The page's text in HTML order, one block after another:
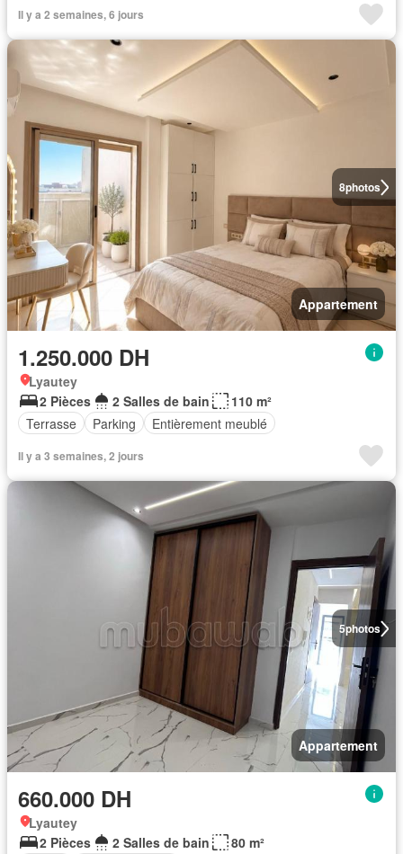
Il y a 2 semaines, 6 jours
8photos
Appartement
1.250.000 DH
Lyautey
2 Pièces
2 Salles de bain
110 m²
Terrasse
Parking Entièrement meublé
Il y a 3 semaines, 2 jours
5photos
Appartement
660.000 DH
Lyautey
2 Pièces
2 Salles de bain
80 m²